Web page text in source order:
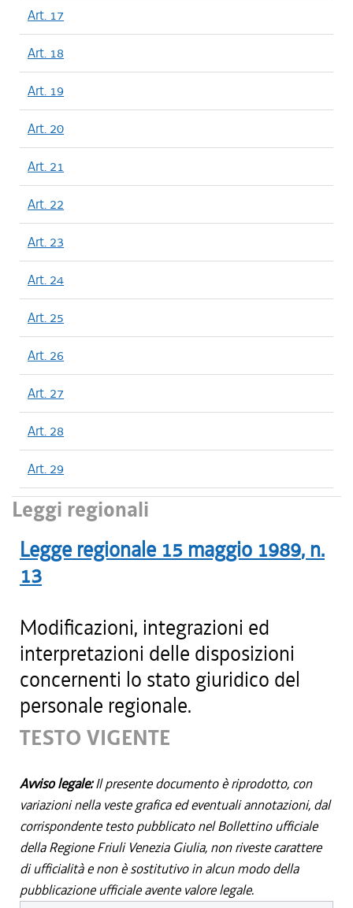
Art. 17
Art. 18
Art. 19
Art. 20
Art. 21
Art. 22
Art. 23
Art. 24
Art. 25
Art. 26
Art. 27
Art. 28
Art. 29
Leggi regionali
Legge regionale 15 maggio 1989, n.
13
Modificazioni, integrazioni ed
interpretazioni delle disposizioni
concernenti lo stato giuridico del
personale regionale.
TESTO VIGENTE
Avviso legale:Il presente documento è riprodotto, con
variazioni nella veste grafica ed eventuali annotazioni, dal
corrispondente testo pubblicato nel Bollettino ufficiale
della Regione Friuli Venezia Giulia, non riveste carattere
di ufficialità e non è sostitutivo in alcun modo della
pubblicazione ufficiale avente valore legale.